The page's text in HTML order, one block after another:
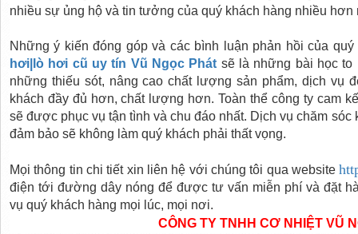
nhiều sự ủng hộ và tin tưởng của quý khách hàng nhiều hơn
Những ý kiến đóng góp và các bình luận phản hồi của
hơi|lò hơi cũ uy tín Vũ Ngọc Phát sẽ là những bài học to
những thiếu sót, nâng cao chất lượng sản phẩm, dịch vụ
khách đầy đủ hơn, chất lượng hơn. Toàn thể công ty cam
sẽ được phục vụ tận tình và chu đáo nhất. Dịch vụ chăm
đảm bảo sẽ không làm quý khách phải thất vọng.
Mọi thông tin chi tiết xin liên hệ với chúng tôi qua website
điện tới đường dây nóng để được tư vấn miễn phí và đặt
vụ quý khách hàng mọi lúc, mọi nơi.
CÔNG TY TNHH CƠ NHIỆT VŨ